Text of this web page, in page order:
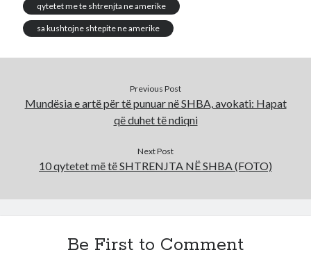
qytetet me te shtrenjta ne amerike
sa kushtojne shtepite ne amerike
Previous Post
Mundësia e artë për të punuar në SHBA, avokati: Hapat
që duhet të ndiqni
Next Post
10 qytetet më të SHTRENJTA NË SHBA (FOTO)
Be First to Comment